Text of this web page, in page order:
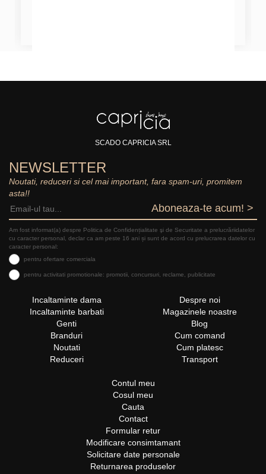
SCADO CAPRICIA SRL
NEWSLETTER
Noutati, reduceri si cel mai important, fara spam-uri, promitem
asta!!
Aboneaza-te acum! >
Am fost informat(a) despre Politica de Confidențialitate şi de Securitate a prelucrăriidatelor
cu caracter personal, declar ca am peste 16 ani și sunt de acord cu prelucrarea datelor cu
caracter personal:
pentru ofertare comerciala
pentru activitati promotionale: promotii, concursuri, reclame, publicitate
Incaltaminte dama
Incaltaminte barbati
Genti
Branduri
Noutati
Reduceri
Despre noi
Magazinele noastre
Blog
Cum comand
Cum platesc
Transport
Contul meu
Cosul meu
Cauta
Contact
Formular retur
Modificare consimtamant
Solicitare date personale
Returnarea produselor